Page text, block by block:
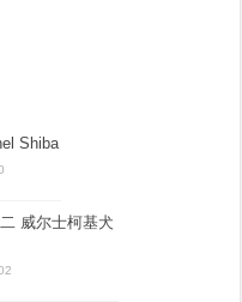
Shiba
威尔士柯基犬